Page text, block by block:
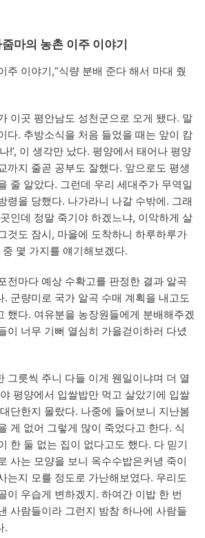
마의 농촌 이주 이야기
주 이야기,“식량 분배 준다 해서 마대 줬
이곳 평안남도 성천군으로 오게 됐다. 말
다. 추방소식을 처음 들었을 때는 앞이 캄
!’, 이 생각만 났다. 평양에서 태어나 평양
까지 줄곧 공부도 잘했다. 앞으로도 평생
줄 알았다. 그런데 우리 세대주가 무역일
령을 당했다. 나가라니 나갈 수밖에. 그래
인데 정말 죽기야 하겠느냐, 이악하게 살
것도 잠시, 마을에 도착하니 하루하루가
몇 가지를 얘기해보겠다.
전마다 예상 수확고를 판정한 결과 알곡
. 군량미로 국가 알곡 수매 계획을 내고도
했다. 여유분을 농장원들에게 분배해주겠
이 너무 기뻐 열심히 가을걷이하러 다녔
그릇씩 주니 다들 이게 웬일이냐며 더 열
평양에서 입쌀밥만 먹고 살았기에 입쌀
단한지 몰랐다. 나중에 들어보니 지난봄
게 없어 그렇게 많이 죽었다고 한다. 식
한 둘 없는 집이 없다고도 했다. 다 믿기
사는 모양을 보니 옥수수밥은커녕 죽이
는지 모를 정도로 가난해보였다. 우리도
이 우습게 변하겠지. 하여간 이밥 한 번
사람들이라 그런지 밤참 하나에 사람들
.